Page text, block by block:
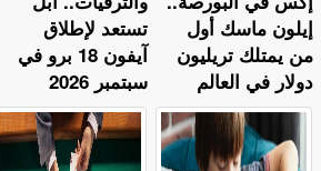
تستعد لإطلاق
آيفون 18 برو في
سبتمبر 2026
إيلون ماسك أول
من يمتلك تريليون
دولار في العالم